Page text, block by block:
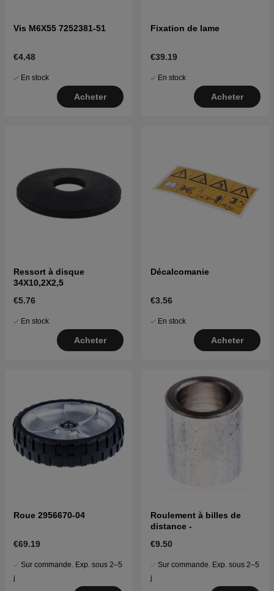
Vis M6X55 7252381-51
€4.48
En stock
Acheter
Fixation de lame
€39.19
En stock
Acheter
Ressort à disque
34X10,2X2,5
€5.76
En stock
Acheter
Décalcomanie
€3.56
En stock
Acheter
Roue 2956670-04
€69.19
Sur commande. Exp. sous 2–5
j
Roulement à billes de
distance -
€9.50
Sur commande. Exp. sous 2–5
j